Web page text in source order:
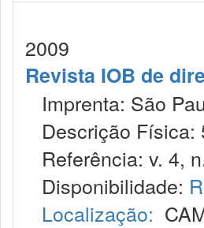
2009
Revista IOB de
Imprenta: São
Descrição Física:
Referência: v. 4,
Disponibilidade:
Localização: